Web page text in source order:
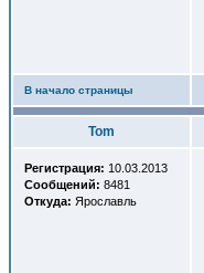
В начало страницы
Tom
Регистрация: 10.03.2013
Сообщений: 8481
Откуда: Ярославль